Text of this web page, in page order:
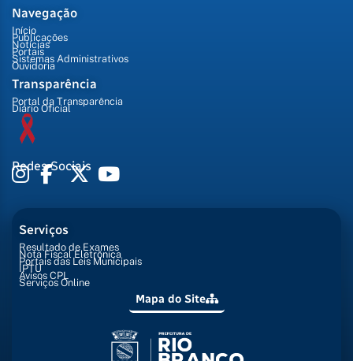
Navegação
Início
Publicações
Notícias
Portais
Sistemas Administrativos
Ouvidoria
Transparência
Portal da Transparência
Diário Oficial
Redes Sociais
Serviços
Resultado de Exames
Nota Fiscal Eletrônica
Portais das Leis Municipais
IPTU
Avisos CPL
Serviços Online
Mapa do Site